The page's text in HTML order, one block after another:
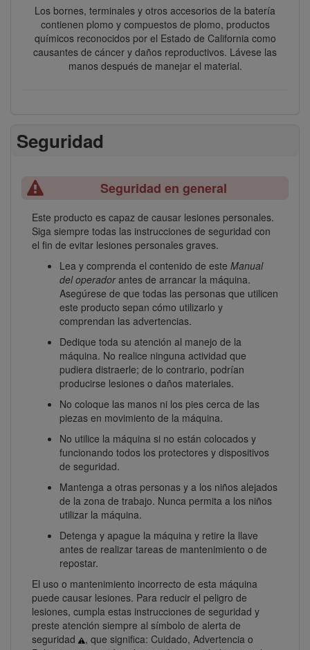
Los bornes, terminales y otros accesorios de la batería
contienen plomo y compuestos de plomo, productos
químicos reconocidos por el Estado de California como
causantes de cáncer y daños reproductivos. Lávese las
manos después de manejar el material.
Seguridad
Seguridad en general
Este producto es capaz de causar lesiones personales.
Siga siempre todas las instrucciones de seguridad con
el fin de evitar lesiones personales graves.
Lea y comprenda el contenido de este Manual
del operadorantes de arrancar la máquina.
Asegúrese de que todas las personas que utilicen
este producto sepan cómo utilizarlo y
comprendan las advertencias.
Dedique toda su atención al manejo de la
máquina. No realice ninguna actividad que
pudiera distraerle; de lo contrario, podrían
producirse lesiones o daños materiales.
No coloque las manos ni los pies cerca de las
piezas en movimiento de la máquina.
No utilice la máquina si no están colocados y
funcionando todos los protectores y dispositivos
de seguridad.
Mantenga a otras personas y a los niños alejados
de la zona de trabajo. Nunca permita a los niños
utilizar la máquina.
Detenga y apague la máquina y retire la llave
antes de realizar tareas de mantenimiento o de
repostar.
El uso o mantenimiento incorrecto de esta máquina
puede causar lesiones. Para reducir el peligro de
lesiones, cumpla estas instrucciones de seguridad y
preste atención siempre al símbolo de alerta de
seguridad
, que significa: Cuidado, Advertencia o